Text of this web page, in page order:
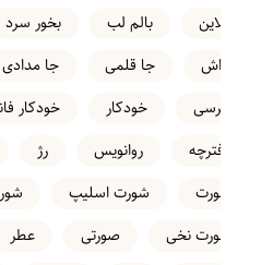
انلاین
بالم لب بخور سرد
تراش
جا قلمی جا مدادی
خرسی
خودکار خودکار
دفترچه
روانویس رژ
شورت
شورت اسلیپ
شورت نخی
صورتی عطر